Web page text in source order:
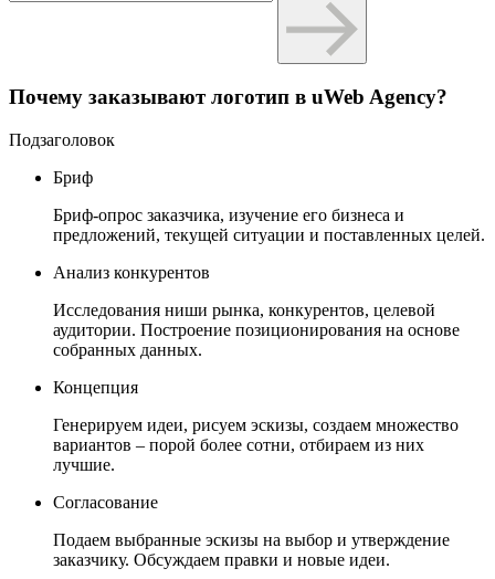
Почему заказывают логотип в uWeb Agency?
Подзаголовок
Бриф
Бриф-опрос заказчика, изучение его бизнеса и
предложений, текущей ситуации и поставленных целей.
Анализ конкурентов
Исследования ниши рынка, конкурентов, целевой
аудитории. Построение позиционирования на основе
собранных данных.
Концепция
Генерируем идеи, рисуем эскизы, создаем множество
вариантов – порой более сотни, отбираем из них
лучшие.
Согласование
Подаем выбранные эскизы на выбор и утверждение
заказчику. Обсуждаем правки и новые идеи.